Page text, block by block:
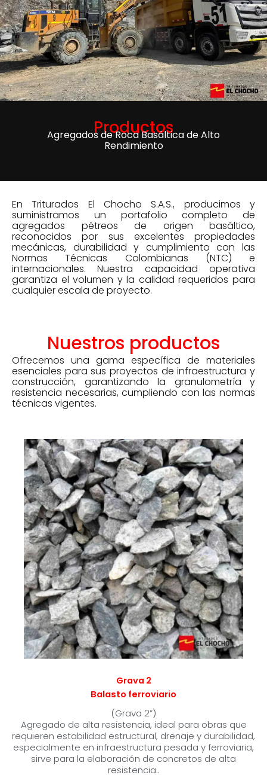
Productos
Agregados de Roca Basáltica de Alto
Rendimiento
En Triturados El Chocho S.A.S., producimos y
suministramos un portafolio completo de
agregados pétreos de origen basáltico,
reconocidos por sus excelentes propiedades
mecánicas, durabilidad y cumplimiento con las
Normas Técnicas Colombianas (NTC) e
internacionales. Nuestra capacidad operativa
garantiza el volumen y la calidad requeridos para
cualquier escala de proyecto.
Nuestros productos
Ofrecemos una gama específica de materiales
esenciales para sus proyectos de infraestructura y
construcción, garantizando la granulometría y
resistencia necesarias, cumpliendo con las normas
técnicas vigentes.
Grava 2
Balasto ferroviario
(Grava 2”)
Agregado de alta resistencia, ideal para obras que
requieren estabilidad estructural, drenaje y durabilidad,
especialmente en infraestructura pesada y ferroviaria,
sirve para la elaboración de concretos de alta
resistencia..